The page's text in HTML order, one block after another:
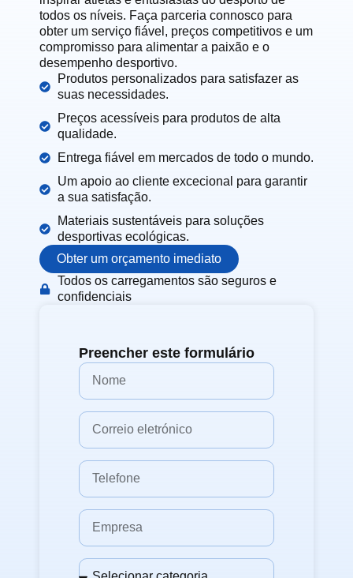
todos os níveis. Faça parceria connosco para
obter um serviço fiável, preços competitivos e um
compromisso para alimentar a paixão e o
desempenho desportivo.
Produtos personalizados para satisfazer as
suas necessidades.
Preços acessíveis para produtos de alta
qualidade.
Entrega fiável em mercados de todo o mundo.
Um apoio ao cliente excecional para garantir
a sua satisfação.
Materiais sustentáveis para soluções
desportivas ecológicas.
Obter um orçamento imediato
Todos os carregamentos são seguros e
confidenciais
Preencher este formulário